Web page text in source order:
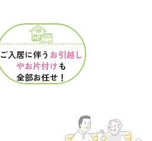
ご入居に伴う お引越し
やお片付けも
全部お任せ！